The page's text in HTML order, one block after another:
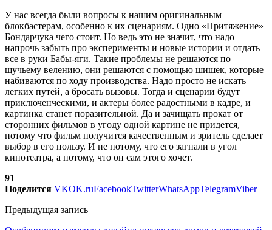
У нас всегда были вопросы к нашим оригинальным
блокбастерам, особенно к их сценариям. Одно «Притяжение»
Бондарчука чего стоит. Но ведь это не значит, что надо
напрочь забыть про эксперименты и новые истории и отдать
все в руки Бабы-яги. Такие проблемы не решаются по
щучьему велению, они решаются с помощью шишек, которые
набиваются по ходу производства. Надо просто не искать
легких путей, а бросать вызовы. Тогда и сценарии будут
приключенческими, и актеры более радостными в кадре, и
картинка станет поразительной. Да и зачищать прокат от
сторонних фильмов в угоду одной картине не придется,
потому что фильм получится качественным и зритель сделает
выбор в его пользу. И не потому, что его загнали в угол
кинотеатра, а потому, что он сам этого хочет.
91
Поделится VKOK.ruFacebookTwitterWhatsAppTelegramViber
Предыдущая запись